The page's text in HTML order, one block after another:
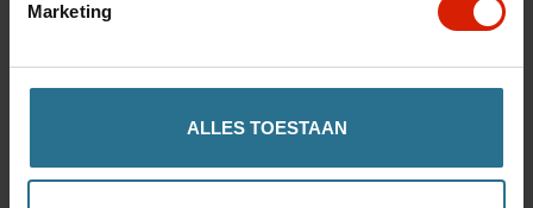
Marketing
ALLES TOESTAAN